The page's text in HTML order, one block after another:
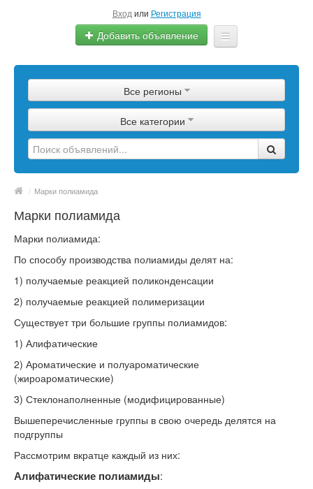
Вход или Регистрация
Добавить объявление
Сырье
Изделия
Оборудование
Все регионы
Все категории
/ Марки полиамида
Марки полиамида
Марки полиамида:
По способу производства полиамиды делят на:
1) получаемые реакцией поликонденсации
2) получаемые реакцией полимеризации
Существует три большие группы полиамидов:
1) Алифатические
2) Ароматические и полуароматические
(жироароматические)
3) Стеклонаполненные (модифицированные)
Вышеперечисленные группы в свою очередь делятся на
подгруппы
Рассмотрим вкратце каждый из них:
Алифатические полиамиды: